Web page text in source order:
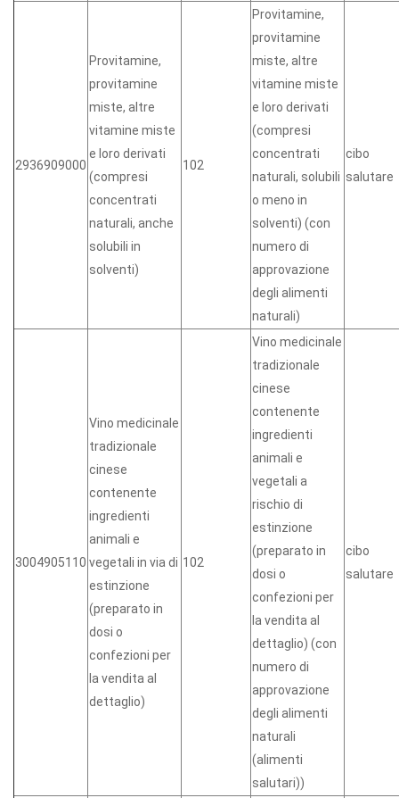
2936909000
Provitamine,
provitamine
miste, altre
vitamine miste
e loro derivati
(compresi
concentrati
naturali, anche
solubili in
solventi)
102
Provitamine,
provitamine
miste, altre
vitamine miste
e loro derivati
(compresi
concentrati
naturali, solubili
o meno in
solventi) (con
numero di
approvazione
degli alimenti
naturali)
cibo
salutare
3004905110
Vino medicinale
tradizionale
cinese
contenente
ingredienti
animali e
vegetali in via di
estinzione
(preparato in
dosi o
confezioni per
la vendita al
dettaglio)
102
Vino medicinale
tradizionale
cinese
contenente
ingredienti
animali e
vegetali a
rischio di
estinzione
(preparato in
dosi o
confezioni per
la vendita al
dettaglio) (con
numero di
approvazione
degli alimenti
naturali
(alimenti
salutari))
cibo
salutare